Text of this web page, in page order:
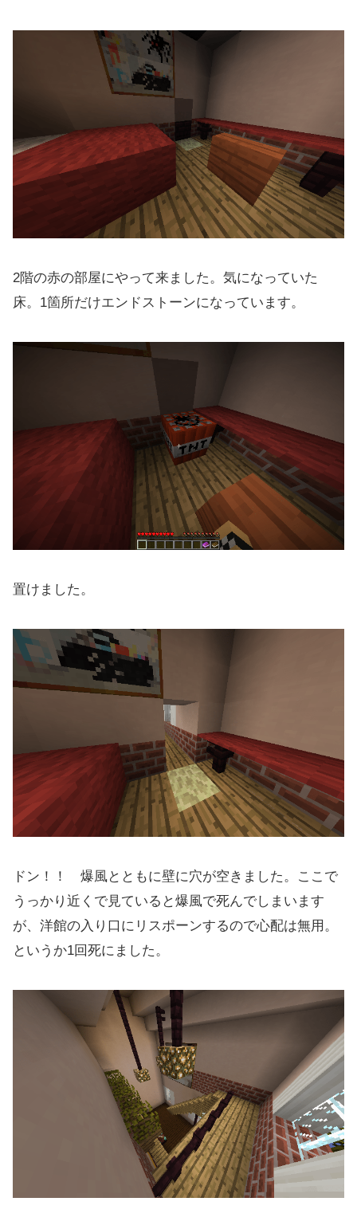
2階の赤の部屋にやって来ました。気になっていた
床。1箇所だけエンドストーンになっています。
置けました。
ドン！！ 爆風とともに壁に穴が空きました。ここで
うっかり近くで見ていると爆風で死んでしまいます
が、洋館の入り口にリスポーンするので心配は無用。
というか1回死にました。